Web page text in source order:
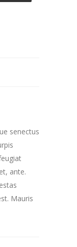
senectus
ante.
Mauris